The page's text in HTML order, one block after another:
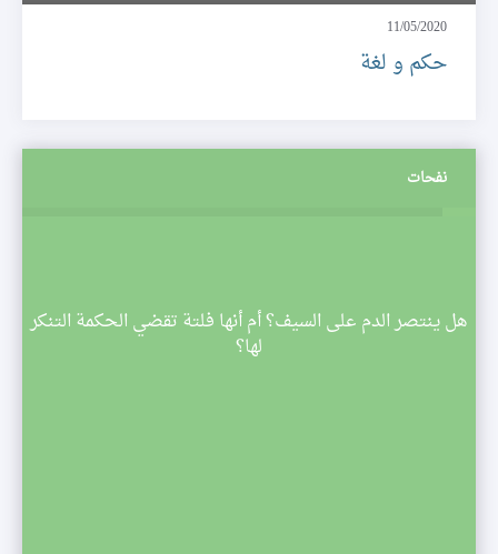
11/05/2020
حكم و لغة
نفحات
هل ينتصر الدم على السيف؟ أم أنها فلتة تقضي الحكمة التنكر
لها؟